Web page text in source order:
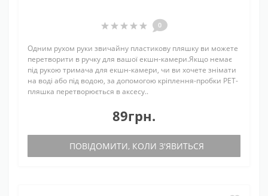
0
Одним рухом руки звичайну пластикову пляшку ви можете
перетворити в ручку для вашої екшн-камери.Якщо немає
під рукою тримача для екшн-камери, чи ви хочете знімати
на воді або під водою, за допомогою кріплення-пробки PET-
пляшка перетворюється в аксесу..
89грн.
ПОВІДОМИТИ, КОЛИ З'ЯВИТЬСЯ